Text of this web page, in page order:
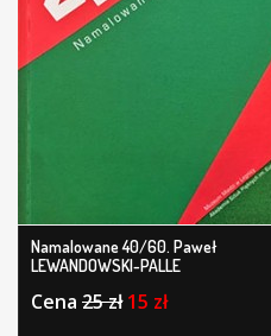
Namalowane 40/60. Paweł
LEWANDOWSKI-PALLE
Cena 25 zł 15 zł